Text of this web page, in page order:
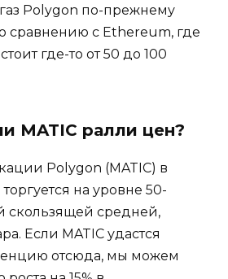
газ Polygon по-прежнему
сравнению с Ethereum, где
где-то от 50 до 100
MATIC ралли цен?
Polygon (MATIC) в
на уровне 50-
скользящей средней,
Если MATIC удастся
отсюда, мы можем